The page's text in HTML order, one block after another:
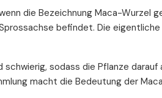
die Bezeichnung Maca-Wurzel
befindet. Die
sodass die Pflanze darauf
macht die Bedeutung der